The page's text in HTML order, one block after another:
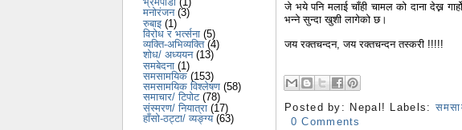
मनोरंजन (3)
रुबाइ (1)
विरोध र भर्त्सना (5)
व्यक्ति-अभिव्यक्ति (4)
शोध/ अध्ययन (13)
समबेदना (1)
समसामयिक (153)
समसामयिक विश्लेषण (58)
समाचार/ टिपोट (78)
संस्मरण/ नियात्रा (17)
हाँसो-ठट्टा/ व्यङ्ग्य (63)
जे भये पनि मलाई चाँही चामल को दाना देख्न
भन्ने सुन्दा खुशी लागेको छ।
जय रक्तचन्दन, जय रक्तचन्दन तस्करी !!!!!
Posted by: Nepal! Labels:
0 Comments